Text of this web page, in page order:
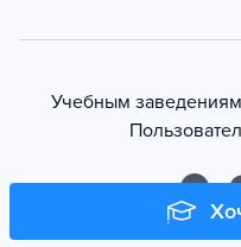
Учебным заведениям